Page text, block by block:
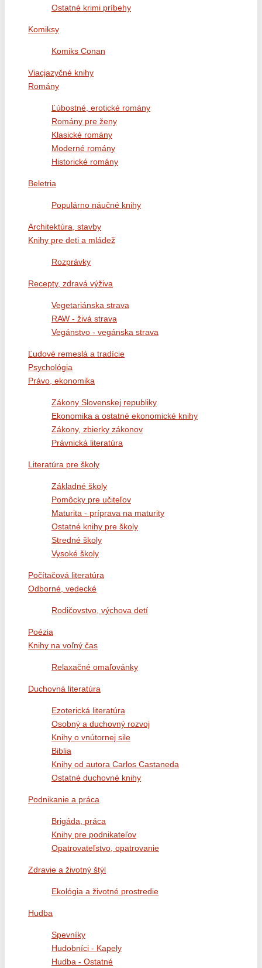
Ostatné krimi príbehy
Komiksy
Komiks Conan
Viacjazyčné knihy
Romány
Ľúbostné, erotické romány
Romány pre ženy
Klasické romány
Moderné romány
Historické romány
Beletria
Populárno náučné knihy
Architektúra, stavby
Knihy pre deti a mládež
Rozprávky
Recepty, zdravá výživa
Vegetariánska strava
RAW - živá strava
Vegánstvo - vegánska strava
Ľudové remeslá a tradície
Psychológia
Právo, ekonomika
Zákony Slovenskej republiky
Ekonomika a ostatné ekonomické knihy
Zákony, zbierky zákonov
Právnická literatúra
Literatúra pre školy
Základné školy
Pomôcky pre učiteľov
Maturita - príprava na maturity
Ostatné knihy pre školy
Stredné školy
Vysoké školy
Počítačová literatúra
Odborné, vedecké
Rodičovstvo, výchova detí
Poézia
Knihy na voľný čas
Relaxačné omaľovánky
Duchovná literatúra
Ezoterická literatúra
Osobný a duchovný rozvoj
Knihy o vnútornej sile
Biblia
Knihy od autora Carlos Castaneda
Ostatné duchovné knihy
Podnikanie a práca
Brigáda, práca
Knihy pre podnikateľov
Opatrovateľstvo, opatrovanie
Zdravie a životný štýl
Ekológia a životné prostredie
Hudba
Spevníky
Hudobníci - Kapely
Hudba - Ostatné